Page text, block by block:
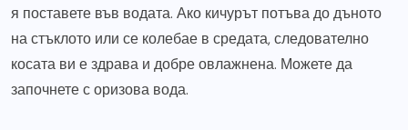
я поставете във водата. Ако кичурът потъва до дъното
на стъклото или се колебае в средата, следователно
косата ви е здрава и добре овлажнена. Можете да
започнете с оризова вода.